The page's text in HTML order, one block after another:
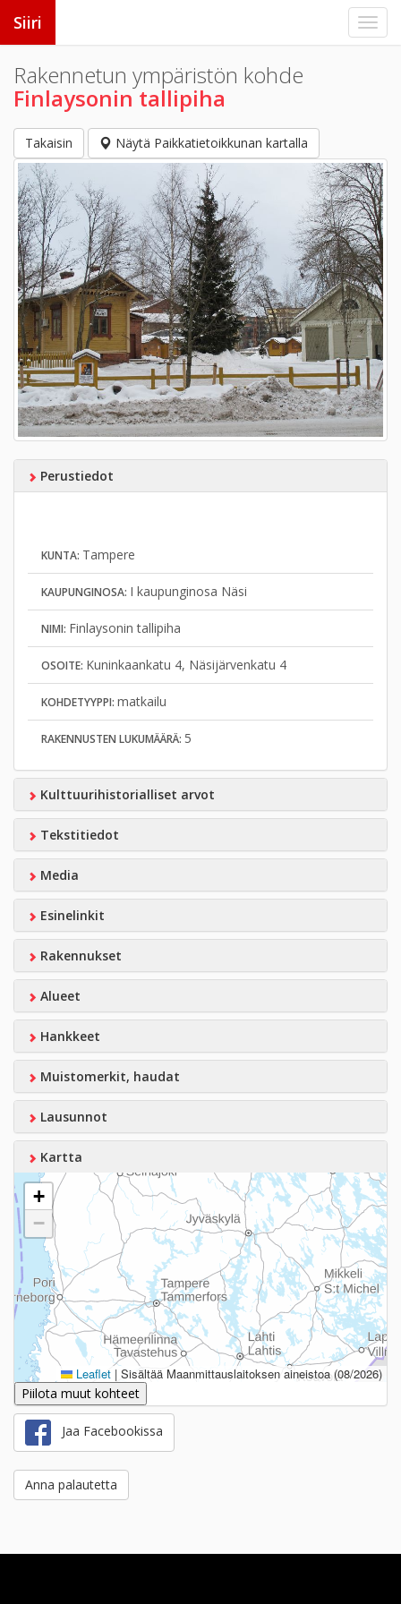
Siiri
Rakennetun ympäristön kohde
Finlaysonin tallipiha
Takaisin Näytä Paikkatietoikkunan kartalla
Perustiedot
KUNTA: Tampere
KAUPUNGINOSA: I kaupunginosa Näsi
NIMI: Finlaysonin tallipiha
OSOITE: Kuninkaankatu 4, Näsijärvenkatu 4
KOHDETYYPPI: matkailu
RAKENNUSTEN LUKUMÄÄRÄ: 5
Kulttuurihistorialliset arvot
Tekstitiedot
Media
Esinelinkit
Rakennukset
Alueet
Hankkeet
Muistomerkit, haudat
Lausunnot
Kartta
+
−
Leaflet | Sisältää Maanmittauslaitoksen aineistoa (08/2026)
Piilota muut kohteet
Jaa Facebookissa
Anna palautetta